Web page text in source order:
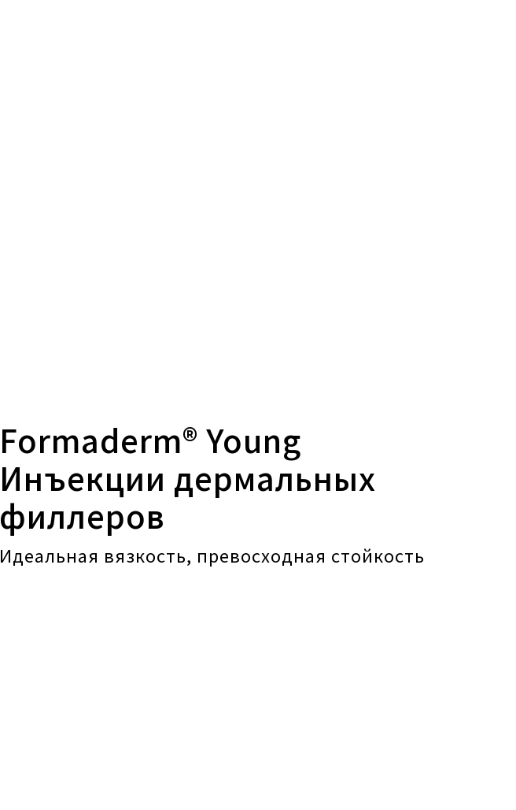
Formaderm® Young
Инъекции дермальных
филлеров
Идеальная вязкость, превосходная стойкость